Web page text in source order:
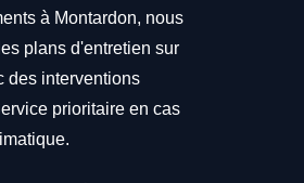
à Montardon, nous
plans d'entretien sur
des interventions
prioritaire en cas